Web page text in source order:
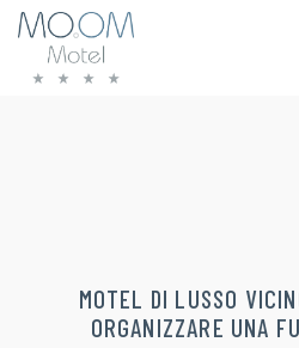
MOTEL DI LUSSO
ORGANIZZARE UNA